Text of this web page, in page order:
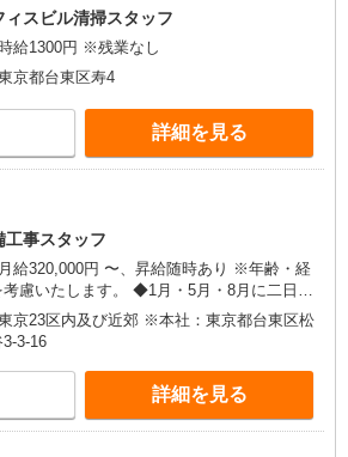
ィスビル清掃スタッフ
時給1300円 ※残業なし
京都台東区寿4
詳細を見る
工事スタッフ
月給320,000円 〜、昇給随時あり ※年齢・経
考慮いたします。 ◆1月・5月・8月に二日分
有り
京23区内及び近郊 ※本社：東京都台東区松
3-16
詳細を見る